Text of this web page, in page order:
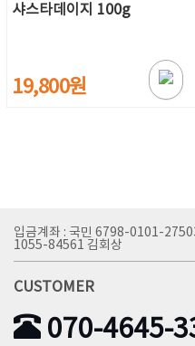
샤스타데이지 100g
19,800원
입금계좌 : 국민 6798-0101-
1055-84561 김회상
CUSTOMER
070-4645-